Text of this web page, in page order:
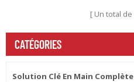
automatiques pour assurer
synchronisation rapides.
Un total de
CATÉGORIES
Solution Clé En Main Complète